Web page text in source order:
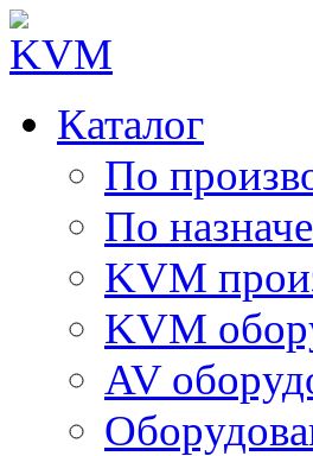
Каталог
По
По
KVM
KVM
AV